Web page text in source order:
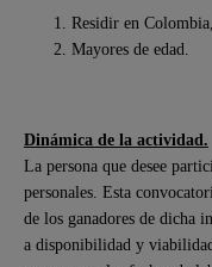
Residir en
Mayores de edad.
Dinámica de la actividad.
La persona que desee
personales. Esta
de los ganadores de dicha
a disponibilidad y